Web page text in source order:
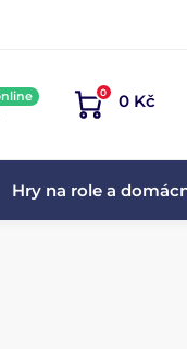
0 0 Kč
Hry na role a